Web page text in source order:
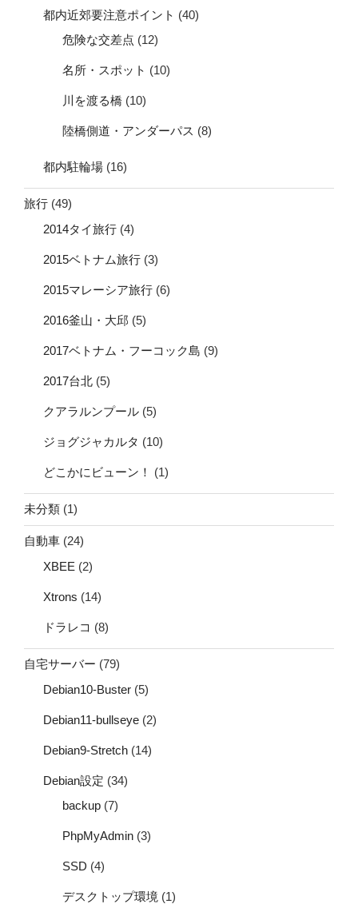
都内近郊要注意ポイント (40)
危険な交差点 (12)
名所・スポット (10)
川を渡る橋 (10)
陸橋側道・アンダーパス (8)
都内駐輪場 (16)
旅行 (49)
2014タイ旅行 (4)
2015ベトナム旅行 (3)
2015マレーシア旅行 (6)
2016釜山・大邱 (5)
2017ベトナム・フーコック島 (9)
2017台北 (5)
クアラルンプール (5)
ジョグジャカルタ (10)
どこかにビューン！ (1)
未分類 (1)
自動車 (24)
XBEE (2)
Xtrons (14)
ドラレコ (8)
自宅サーバー (79)
Debian10-Buster (5)
Debian11-bullseye (2)
Debian9-Stretch (14)
Debian設定 (34)
backup (7)
PhpMyAdmin (3)
SSD (4)
デスクトップ環境 (1)